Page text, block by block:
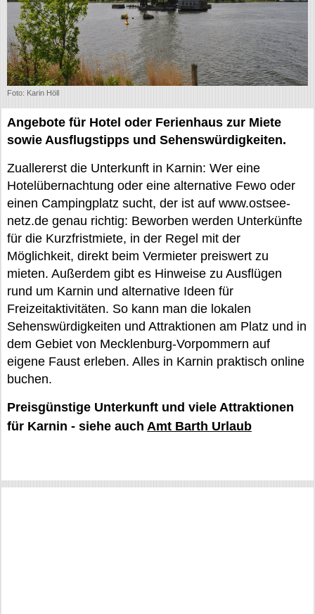
Foto: Karin Höll
Angebote für Hotel oder Ferienhaus zur Miete
sowie Ausflugstipps und Sehenswürdigkeiten.
Zuallererst die Unterkunft in Karnin: Wer eine
Hotelübernachtung oder eine alternative Fewo oder
einen Campingplatz sucht, der ist auf www.ostsee-
netz.de genau richtig: Beworben werden Unterkünfte
für die Kurzfristmiete, in der Regel mit der
Möglichkeit, direkt beim Vermieter preiswert zu
mieten. Außerdem gibt es Hinweise zu Ausflügen
rund um Karnin und alternative Ideen für
Freizeitaktivitäten. So kann man die lokalen
Sehenswürdigkeiten und Attraktionen am Platz und in
dem Gebiet von Mecklenburg-Vorpommern auf
eigene Faust erleben. Alles in Karnin praktisch online
buchen.
Preisgünstige Unterkunft und viele Attraktionen
für Karnin - siehe auch Amt Barth Urlaub